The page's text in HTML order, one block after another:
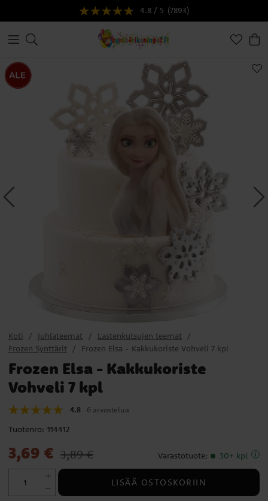
4.8 / 5 (7893)
Koti Juhlateemat
Lastenkutsujen teemat
Frozen Synttärit
Frozen Elsa - Kakkukoriste Vohveli 7 kpl
Frozen Elsa - Kakkukoriste
Vohveli 7 kpl
4.8 6 arvostelua
Tuotenro: 114412
Nykyinen hinta
3,69 € 3,89 € Varastotuote: 30+ kpl
LISÄÄ OSTOSKORIIN